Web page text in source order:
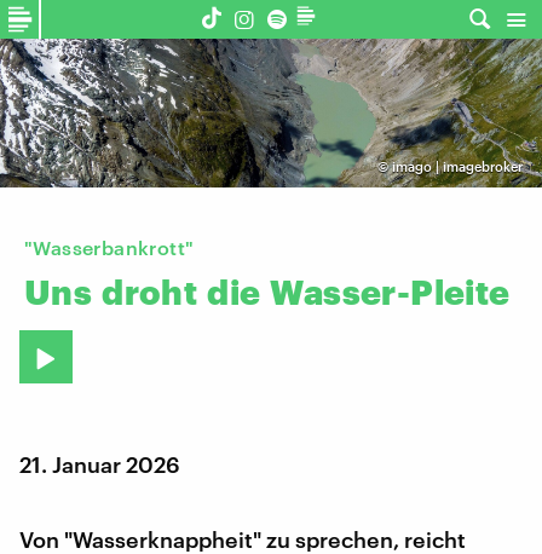
©imago | imagebroker
"Wasserbankrott"
Uns droht die Wasser-Pleite
21. Januar 2026
Von "Wasserknappheit" zu sprechen, reicht